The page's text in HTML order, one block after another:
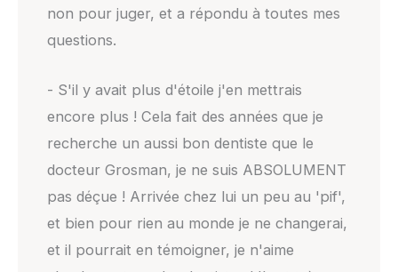
non pour juger, et a répondu à toutes mes
questions.
- S'il y avait plus d'étoile j'en mettrais
encore plus ! Cela fait des années que je
recherche un aussi bon dentiste que le
docteur Grosman, je ne suis ABSOLUMENT
pas déçue ! Arrivée chez lui un peu au 'pif',
et bien pour rien au monde je ne changerai,
et il pourrait en témoigner, je n'aime